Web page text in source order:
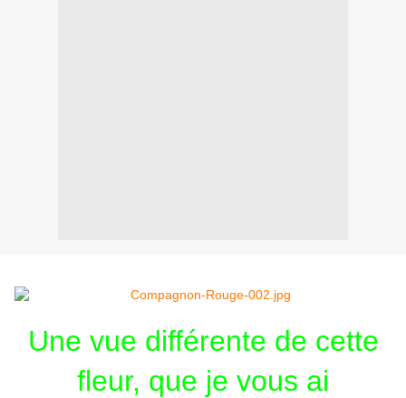
Une vue différente de cette
fleur, que je vous ai